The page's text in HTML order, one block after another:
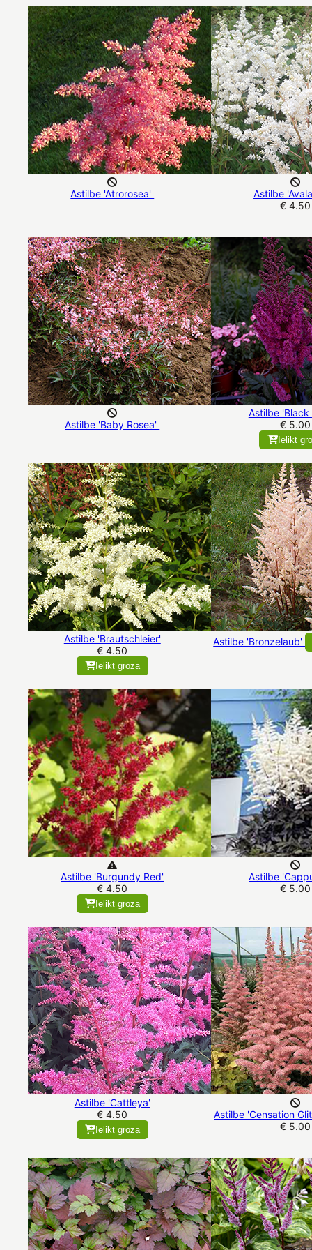
Astilbe 'Atrorosea'
Astilbe
€ 4.50
Astilbe 'Baby Rosea'
Astilbe 'Black
€ 5.00
Ielikt
Astilbe 'Brautschleier'
€ 4.50
Ielikt grozā
Astilbe 'Bronzelaub'
Astilbe 'Burgundy Red'
€ 4.50
Ielikt grozā
Astilbe
€ 5.00
Astilbe 'Cattleya'
€ 4.50
Ielikt grozā
Astilbe 'Censation
€ 5.00